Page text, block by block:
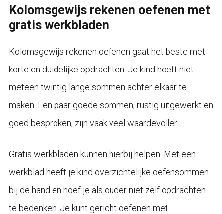
Kolomsgewijs rekenen oefenen met
gratis werkbladen
Kolomsgewijs rekenen oefenen gaat het beste met
korte en duidelijke opdrachten. Je kind hoeft niet
meteen twintig lange sommen achter elkaar te
maken. Een paar goede sommen, rustig uitgewerkt en
goed besproken, zijn vaak veel waardevoller.
Gratis werkbladen kunnen hierbij helpen. Met een
werkblad heeft je kind overzichtelijke oefensommen
bij de hand en hoef je als ouder niet zelf opdrachten
te bedenken. Je kunt gericht oefenen met